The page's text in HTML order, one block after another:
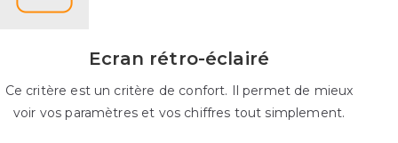
Ecran rétro-éclairé
Ce critère est un critère de confort. Il permet de mieux
voir vos paramètres et vos chiffres tout simplement.